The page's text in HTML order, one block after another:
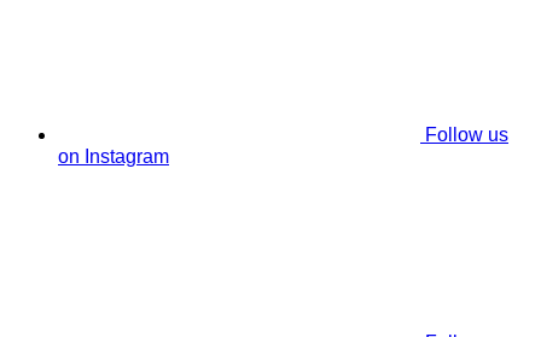
Follow us
on Instagram